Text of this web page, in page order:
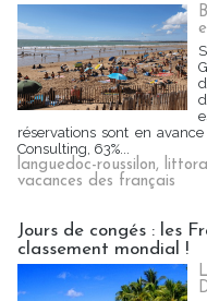
réservations sont en
Consulting, 63%...
languedoc-roussilon,
vacances des français
Jours de congés : les
classement mondial !